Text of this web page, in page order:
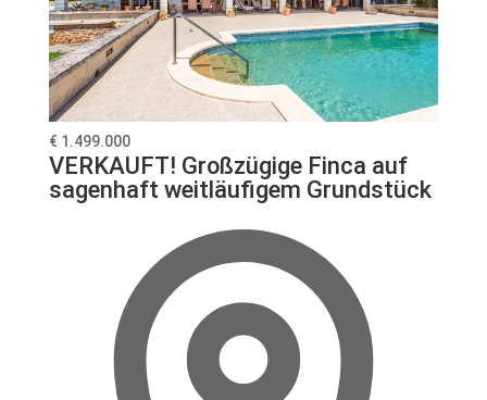
€ 1.499.000
VERKAUFT! Großzügige Finca auf
sagenhaft weitläufigem Grundstück